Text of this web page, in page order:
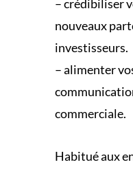
– crédibiliser
nouveaux
investisseurs.
– alimenter
commerciale.
Habitué aux